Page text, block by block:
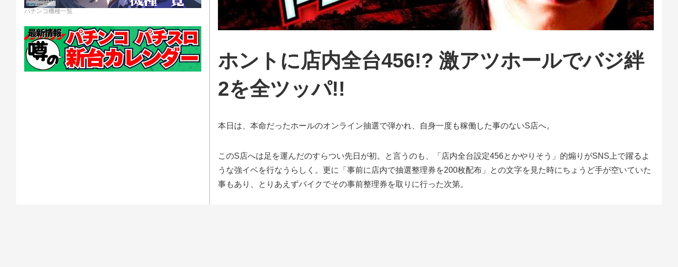
ホントに店内全台456!? 激アツホールでバジ絆
2を全ツッパ!!
本日は、本命だったホールのオンライン抽選で弾かれ、自身一度も稼働した事のないS店へ。
このS店へは足を運んだのすらつい先日が初。と言うのも、「店内全台設定456とかやりそう」的煽りがSNS上で躍るよ
うな強イベを行なうらしく。更に「事前に店内で抽選整理券を200枚配布」との文字を見た時にちょうど手が空いていた
事もあり、とりあえずバイクでその事前整理券を取りに行った次第。
パチンコ機種一覧